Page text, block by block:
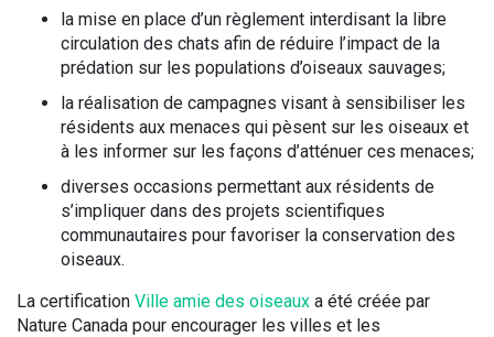
la mise en place d’un règlement interdisant la libre
circulation des chats afin de réduire l’impact de la
prédation sur les populations d’oiseaux sauvages;
la réalisation de campagnes visant à sensibiliser les
résidents aux menaces qui pèsent sur les oiseaux et
à les informer sur les façons d’atténuer ces menaces;
diverses occasions permettant aux résidents de
s’impliquer dans des projets scientifiques
communautaires pour favoriser la conservation des
oiseaux.
La certification Ville amie des oiseaux a été créée par
Nature Canada pour encourager les villes et les